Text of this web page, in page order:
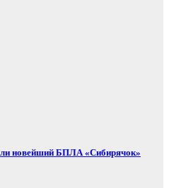
новейший БПЛА «Сибирячок»